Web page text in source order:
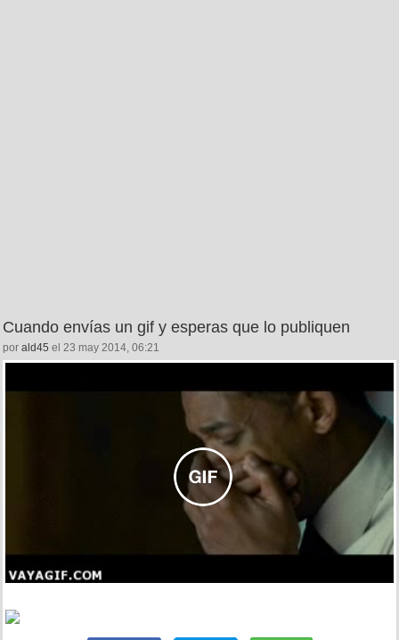
Cuando envías un gif y esperas que lo publiquen
por ald45 el 23 may 2014, 06:21